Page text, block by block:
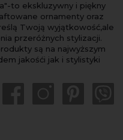
to ekskluzywny i piękny
ornamenty oraz
Twoją wyjątkowość,ale
przeróżnych stylizacji.
są na najwyższym
jakośći jak i stylistyki